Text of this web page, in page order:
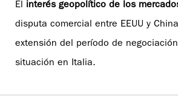
El interés geopolítico de los
disputa comercial entre EEUU y
extensión del período de
situación en Italia.